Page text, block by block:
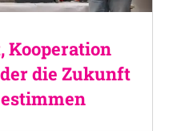
Kooperation
die Zukunft